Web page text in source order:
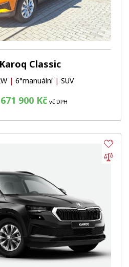
Classic
| 6°manuální | SUV
671 900 Kč vč DPH